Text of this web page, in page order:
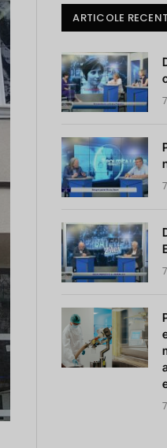
ARTICOLE